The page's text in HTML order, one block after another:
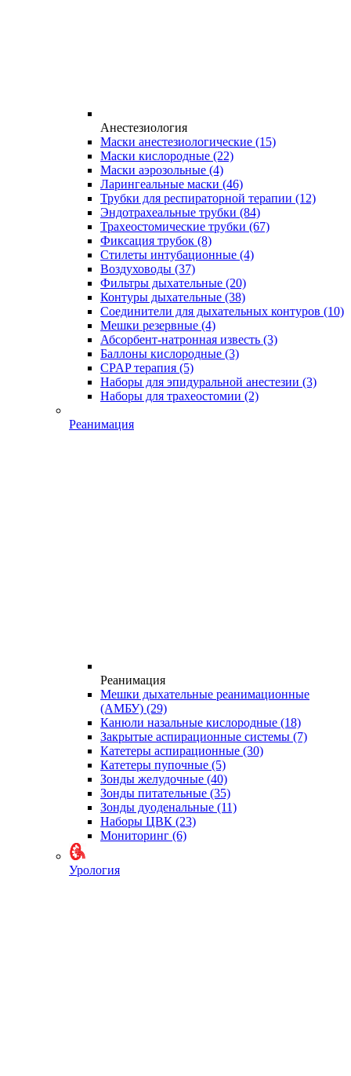
Анестезиология
Маски анестезиологические (15)
Маски кислородные (22)
Маски аэрозольные (4)
Ларингеальные маски (46)
Трубки для респираторной терапии (12)
Эндотрахеальные трубки (84)
Трахеостомические трубки (67)
Фиксация трубок (8)
Стилеты интубационные (4)
Воздуховоды (37)
Фильтры дыхательные (20)
Контуры дыхательные (38)
Соединители для дыхательных контуров (10)
Мешки резервные (4)
Абсорбент-натронная известь (3)
Баллоны кислородные (3)
CPAP терапия (5)
Наборы для эпидуральной анестезии (3)
Наборы для трахеостомии (2)
Реанимация
Реанимация
Мешки дыхательные реанимационные
(АМБУ) (29)
Канюли назальные кислородные (18)
Закрытые аспирационные системы (7)
Катетеры аспирационные (30)
Катетеры пупочные (5)
Зонды желудочные (40)
Зонды питательные (35)
Зонды дуоденальные (11)
Наборы ЦВК (23)
Мониторинг (6)
Урология